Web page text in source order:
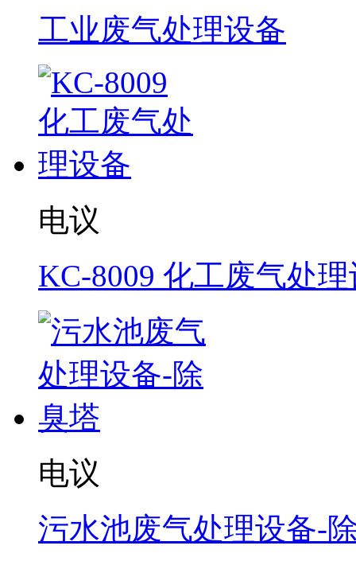
工业废气处理设备
电议
KC-8009 化工废气处
电议
污水池废气处理设备-